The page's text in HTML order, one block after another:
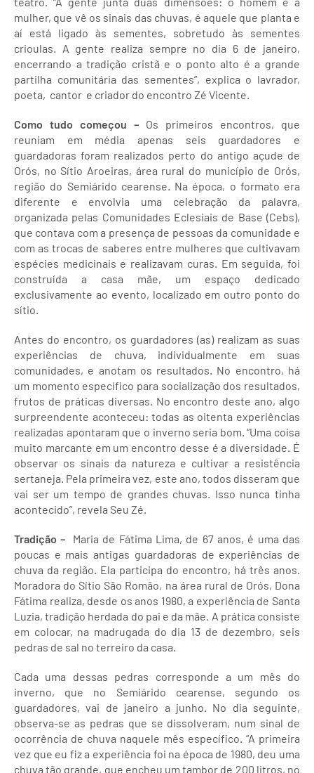
mulher, que vê os sinais das chuvas, é aquele que planta e
aí está ligado às sementes, sobretudo às sementes
crioulas. A gente realiza sempre no dia 6 de janeiro,
encerrando a tradição cristã e o ponto alto é a grande
partilha comunitária das sementes”, explica o lavrador,
poeta, cantor e criador do encontro Zé Vicente.
Como tudo começou – Os primeiros encontros, que
reuniam em média apenas seis guardadores e
guardadoras foram realizados perto do antigo açude de
Orós, no Sítio Aroeiras, área rural do município de Orós,
região do Semiárido cearense. Na época, o formato era
diferente e envolvia uma celebração da palavra,
organizada pelas Comunidades Eclesiais de Base (Cebs),
que contava com a presença de pessoas da comunidade e
com as trocas de saberes entre mulheres que cultivavam
espécies medicinais e realizavam curas. Em seguida, foi
construída a casa mãe, um espaço dedicado
exclusivamente ao evento, localizado em outro ponto do
sítio.
Antes do encontro, os guardadores (as) realizam as suas
experiências de chuva, individualmente em suas
comunidades, e anotam os resultados. No encontro, há
um momento específico para socialização dos resultados,
frutos de práticas diversas. No encontro deste ano, algo
surpreendente aconteceu: todas as oitenta experiências
realizadas apontaram que o inverno seria bom. “Uma coisa
muito marcante em um encontro desse é a diversidade. É
observar os sinais da natureza e cultivar a resistência
sertaneja. Pela primeira vez, este ano, todos disseram que
vai ser um tempo de grandes chuvas. Isso nunca tinha
acontecido”, revela Seu Zé.
Tradição – Maria de Fátima Lima, de 67 anos, é uma das
poucas e mais antigas guardadoras de experiências de
chuva da região. Ela participa do encontro, há três anos.
Moradora do Sítio São Romão, na área rural de Orós, Dona
Fátima realiza, desde os anos 1980, a experiência de Santa
Luzia, tradição herdada do pai e da mãe. A prática consiste
em colocar, na madrugada do dia 13 de dezembro, seis
pedras de sal no terreiro da casa.
Cada uma dessas pedras corresponde a um mês do
inverno, que no Semiárido cearense, segundo os
guardadores, vai de janeiro a junho. No dia seguinte,
observa-se as pedras que se dissolveram, num sinal de
ocorrência de chuva naquele mês específico. “A primeira
vez que eu fiz a experiência foi na época de 1980, deu uma
chuva tão grande, que encheu um tambor de 200 litros, no